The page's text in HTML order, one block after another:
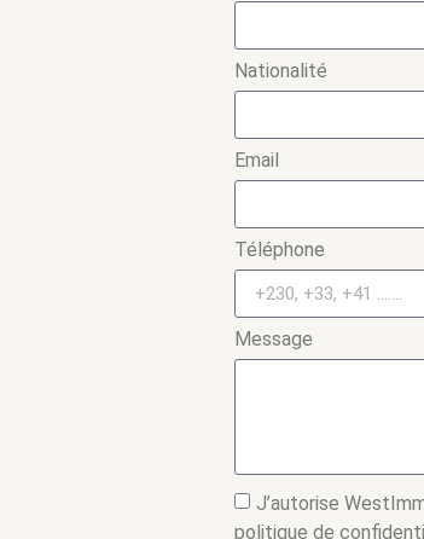
Nationalité
Email
Téléphone
Message
J’autorise
politique de